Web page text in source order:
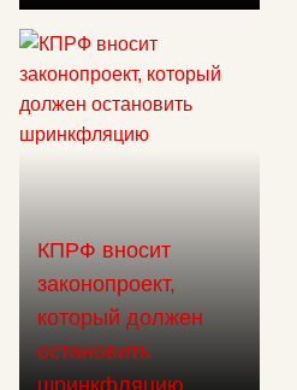
КПРФ вносит
законопроект,
который должен
остановить